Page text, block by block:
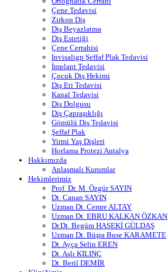
Çene Tedavisi
Zirkon Diş
Diş Beyazlatma
Diş Estetiği
Çene Cerrahisi
Invisalign Şeffaf Plak Tedavisi
İmplant Tedavisi
Çocuk Diş Hekimi
Diş Eti Tedavisi
Kanal Tedavisi
Diş Dolgusu
Diş Çapraşıklığı
Gömülü Diş Tedavisi
Şeffaf Plak
Yirmi Yaş Dişleri
Horlama Protezi Antalya
Hakkımızda
Anlaşmalı Kurumlar
Hekimlerimiz
Prof. Dr. M. Özgür SAYIN
Dt. Canan SAYIN
Uzman Dt. Cemre ALTAY
Uzman Dt. EBRU KALKAN ÖZKAN
Dr.Dt. Begüm HASEKİ GÜLDAŞ
Uzman Dt. Büşra Buse KARAMETE
Dt. Ayça Selin EREN
Dt. Aslı KILINÇ
Dt. Beril DEMİR